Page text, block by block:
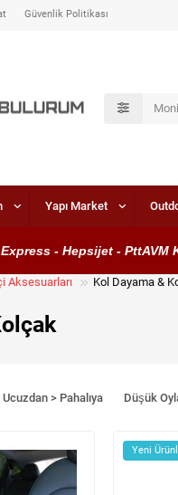
Güvenlik Politikası
Yapı Market
- Hepsijet - PttAVM
Aksesuarları Kol Dayama &
Ucuzdan > Pahalıya Düşük
Yeni